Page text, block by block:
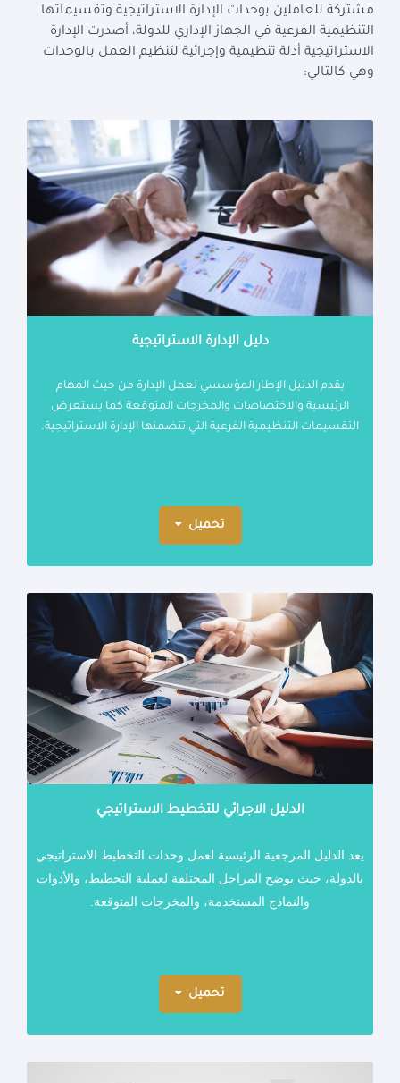
مشتركة للعاملين بوحدات الإدارة الاستراتيجية وتقسيماتها
التنظيمية الفرعية في الجهاز الإداري للدولة، أصدرت الإدارة
الاستراتيجية أدلة تنظيمية وإجرائية لتنظيم العمل بالوحدات
وهي كالتالي:
دليل الإدارة الاستراتيجية
يقدم الدليل الإطار المؤسسي لعمل الإدارة من حيث المهام
الرئيسية والاختصاصات والمخرجات المتوقعة كما يستعرض
التقسيمات التنظيمية الفرعية التي تتضمنها الإدارة الاستراتيجية.
تحميل
الدليل الاجرائي للتخطيط الاستراتيجي
يعد الدليل المرجعية الرئيسية لعمل وحدات التخطيط الاستراتيجي
بالدولة، حيث يوضح المراحل المختلفة لعملية التخطيط، والأدوات
والنماذج المستخدمة، والمخرجات المتوقعة.
تحميل